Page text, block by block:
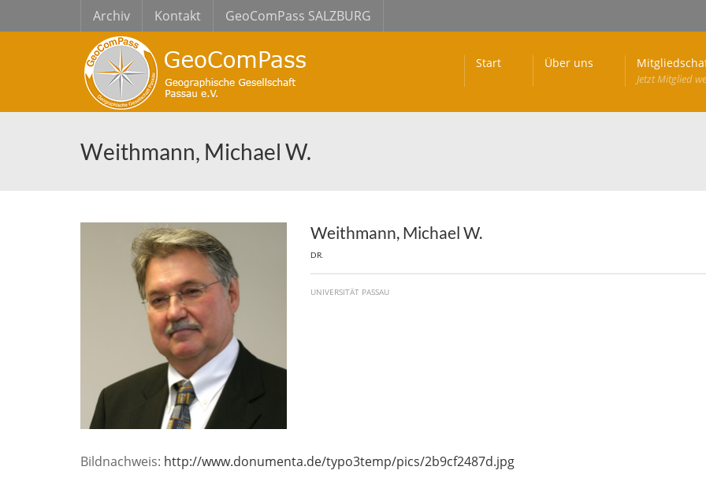
Archiv Kontakt GeoComPass SALZBURG
Start Über uns
Jetzt Mitglied
Weithmann, Michael W.
Weithmann, Michael W.
DR.
UNIVERSITÄT PASSAU
Bildnachweis: http://www.donumenta.de/typo3temp/pics/2b9cf2487d.jpg